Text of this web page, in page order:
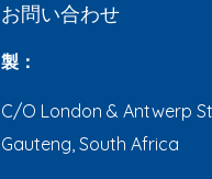
お問い合わせ
製：
C/O London & Antwerp
Gauteng, South Africa